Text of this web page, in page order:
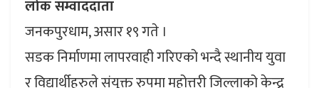
लोक सम्वाददाता
जनकपुरधाम, असार १९ गते ।
सडक निर्माणमा लापरवाही गरिएको भन्दै स्थानीय युवा
र विद्यार्थीहरुले संयुक्त रुपमा महोत्तरी जिल्लाको केन्द्र